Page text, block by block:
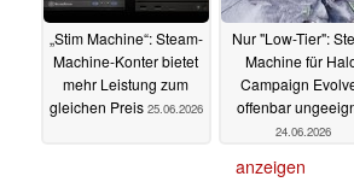
„Stim Machine“: Steam-
Machine-Konter bietet
mehr Leistung zum
gleichen Preis 25.06.2026
Nur "Low-Tier":
Machine für
Campaign
offenbar
24.06.2026
anzeigen